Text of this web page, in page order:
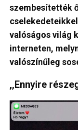
szembesítették
valóságos világ
interneten,
valószínűleg
,,Ennyire